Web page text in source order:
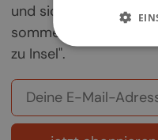
und sichere dir deine
sommerlichen
zu Insel".